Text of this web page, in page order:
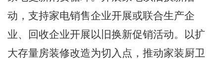
动，支持家电销售企业开展或联合生产企
业、回收企业开展以旧换新促销活动。以扩
大存量房装修改造为切入点，推动家装厨卫